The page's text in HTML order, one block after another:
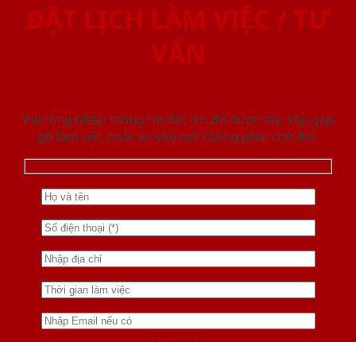
ĐẶT LỊCH LÀM VIỆC / TƯ
VẤN
Vui lòng nhập thông tin đặt lịch để được sắp xếp gặp
gỡ làm việc hoăc tư vấn mà không phải chờ đợi.